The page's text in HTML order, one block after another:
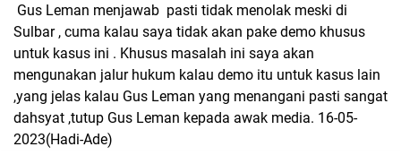
Gus Leman menjawab pasti tidak menolak meski di
Sulbar , cuma kalau saya tidak akan pake demo khusus
untuk kasus ini . Khusus masalah ini saya akan
mengunakan jalur hukum kalau demo itu untuk kasus lain
,yang jelas kalau Gus Leman yang menangani pasti sangat
dahsyat ,tutup Gus Leman kepada awak media. 16-05-
2023(Hadi-Ade)